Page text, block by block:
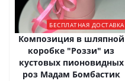
БЕСПЛАТНАЯ ДОСТАВКА
Композиция в шляпной
коробке "Роззи" из
кустовых пионовидных
роз Мадам Бомбастик